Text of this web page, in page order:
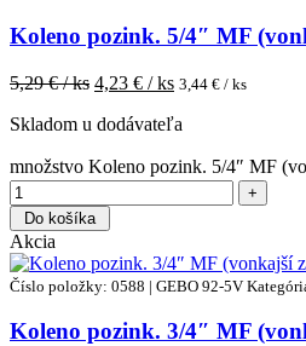
Koleno pozink. 5/4″ MF
5,29€ / ks 4,23 € / ks 3,44 € / ks
Skladom u dodávateľa
množstvo Koleno pozink. 5/4″ MF
Do košíka
Akcia
Číslo položky: 0588 | GEBO 92-5V
Koleno pozink. 3/4″ MF